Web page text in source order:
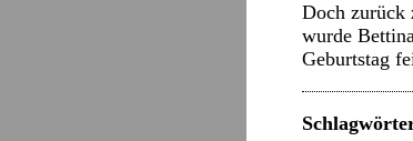
Doch zurück
wurde
Geburtstag